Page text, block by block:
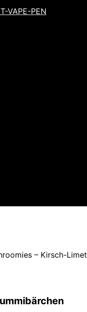
VAPE-PEN
– Kirsch-